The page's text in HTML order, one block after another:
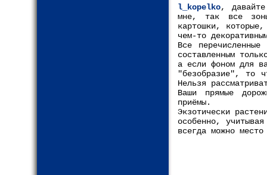
l_kopelko,
мне, так все
картошки,
чем-то
Все
составленным
а если фоном для
"безобразие", то
Нельзя
Ваши прямые
приёмы.
Экзотически
особенно,
всегда можно